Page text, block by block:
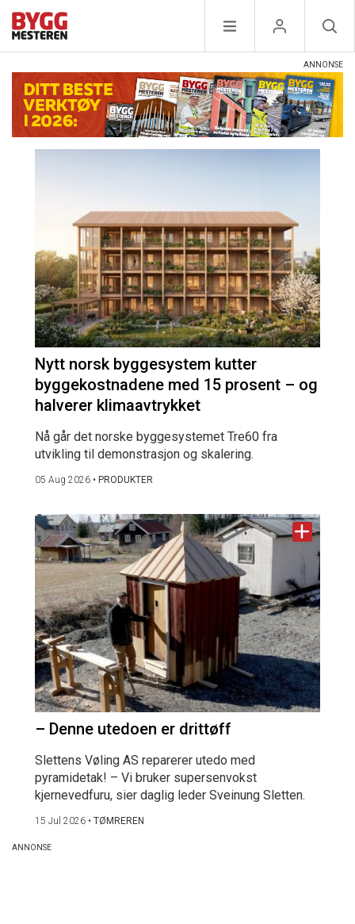
Nytt norsk byggesystem kutter
byggekostnadene med 15 prosent – og
halverer klimaavtrykket
Nå går det norske byggesystemet Tre60 fra
utvikling til demonstrasjon og skalering.
05 Aug 2026 • PRODUKTER
– Denne utedoen er drittøff
Slettens Vøling AS reparerer utedo med
pyramidetak! – Vi bruker supersenvokst
kjernevedfuru, sier daglig leder Sveinung Sletten.
15 Jul 2026 • TØMREREN